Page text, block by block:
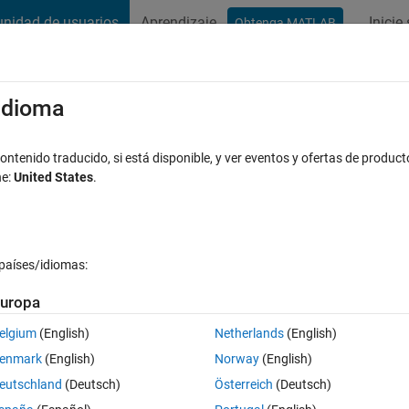
de usuarios Aprendizaje Obtenga MATLAB Inicie
changed over iteration number in for
Abrir en MATLAB Online
delay Neural network
traducido, si está disponible, y ver eventos y ofertas de
United States.
idiomas:
(English)
(English)
(Deutsch)
Netherlands(English)
Norway(English)
Österreich (Deutsch)